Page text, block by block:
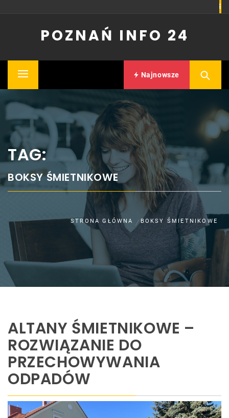
POZNAŃ INFO 24
Primary
Najnowsze
TAG:
BOKSY ŚMIETNIKOWE
STRONA GŁÓWNA BOKSY ŚMIETNIKOWE
ALTANY ŚMIETNIKOWE –
ROZWIĄZANIE DO
PRZECHOWYWANIA
ODPADÓW